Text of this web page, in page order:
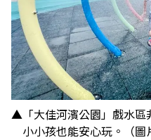
▲「大佳河濱公園」戲水區
小小孩也能安心玩。（圖